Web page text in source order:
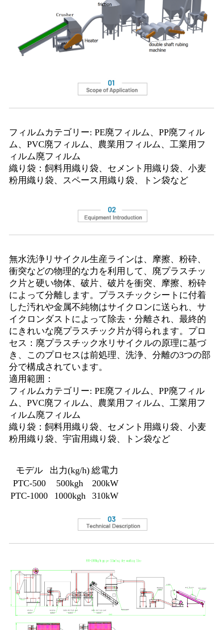
フィルムカテゴリー: PE廃フィルム、PP廃フィル
ム、PVC廃フィルム、農業用フィルム、工業用フ
ィルム廃フィルム
織り袋：飼料用織り袋、セメント用織り袋、小麦
粉用織り袋、スペース用織り袋、トン袋など
無水洗浄リサイクル生産ラインは、摩擦、粉砕、
衝突などの物理的な力を利用して、廃プラスチッ
ク片と硬い物体、破片、破片を衝突、摩擦、粉砕
によって分離します。プラスチックシートに付着
した汚れや金属不純物はサイクロンに送られ、サ
イクロンダストによって除去・分離され、最終的
にきれいな廃プラスチック片が得られます。プロ
セス：廃プラスチック水リサイクルの原理に基づ
き、このプロセスは前処理、洗浄、分離の3つの部
分で構成されています。
適用範囲：
フィルムカテゴリー: PE廃フィルム、PP廃フィル
ム、PVC廃フィルム、農業用フィルム、工業用フ
ィルム廃フィルム
織り袋：飼料用織り袋、セメント用織り袋、小麦
粉用織り袋、宇宙用織り袋、トン袋など
モデル 出力(kg/h) 総電力
PTC-500
500kgh
200kW
PTC-1000
1000kgh 310kW